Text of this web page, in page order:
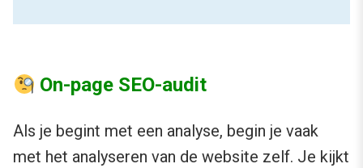
On-page SEO-audit
Als je begint met een analyse, begin je vaak
met het analyseren van de website zelf. Je kijkt